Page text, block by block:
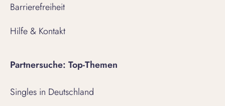
Barrierefreiheit
Hilfe & Kontakt
Partnersuche: Top-Themen
Singles in Deutschland